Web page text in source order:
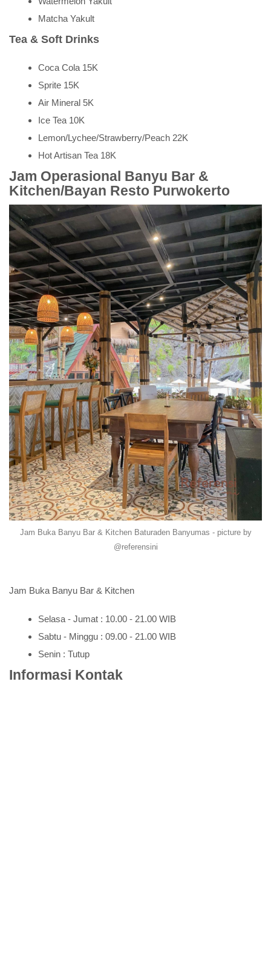
Matcha Yakult
Tea & Soft Drinks
Coca Cola 15K
Sprite 15K
Air Mineral 5K
Ice Tea 10K
Lemon/Lychee/Strawberry/Peach 22K
Hot Artisan Tea 18K
Jam Operasional Banyu Bar &
Kitchen/Bayan Resto Purwokerto
Jam Buka Banyu Bar & Kitchen Baturaden Banyumas - picture by
@referensini
Jam Buka Banyu Bar & Kitchen
Selasa - Jumat : 10.00 - 21.00 WIB
Sabtu - Minggu : 09.00 - 21.00 WIB
Senin : Tutup
Informasi Kontak